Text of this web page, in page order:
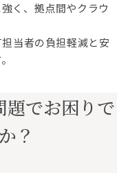
く、拠点間やクラウ
当者の負担軽減と安
題でお困りで
？